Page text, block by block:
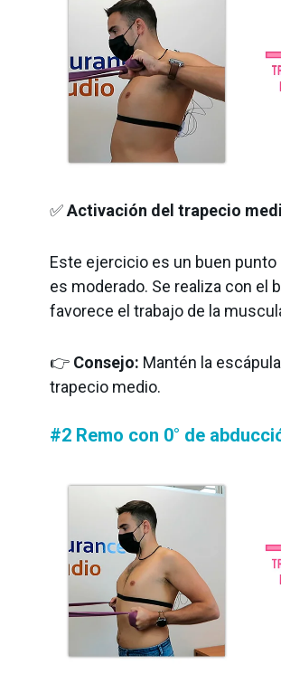
✅Activación del trapecio
Este ejercicio es un buen
es moderado. Se realiza con el
favorece el trabajo de la
👉 Consejo: Mantén la
trapecio medio.
#2 Remo con 0° de